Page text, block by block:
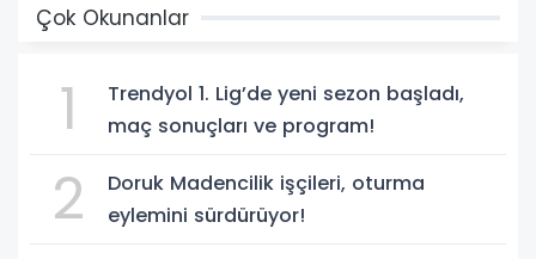
Çok Okunanlar
1
Trendyol 1. Lig’de yeni sezon başladı,
maç sonuçları ve program!
2
Doruk Madencilik işçileri, oturma
eylemini sürdürüyor!